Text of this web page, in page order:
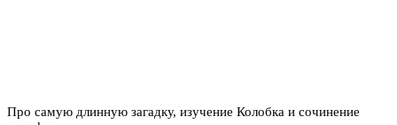
Про самую длинную загадку, изучение Колобка и сочинение